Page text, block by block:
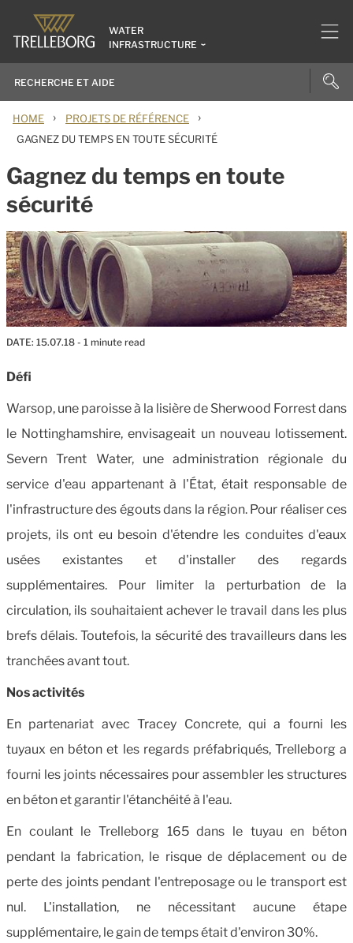
WATER
INFRASTRUCTURE
HOME › PROJETS DE RÉFÉRENCE ›
GAGNEZ DU TEMPS EN TOUTE SÉCURITÉ
Gagnez du temps en toute
sécurité
DATE: 15.07.18 - 1 minute read
Défi
Warsop, une paroisse à la lisière de Sherwood Forrest dans
le Nottinghamshire, envisageait un nouveau lotissement.
Severn Trent Water, une administration régionale du
service d'eau appartenant à l'État, était responsable de
l'infrastructure des égouts dans la région. Pour réaliser ces
projets, ils ont eu besoin d'étendre les conduites d'eaux
usées existantes et d'installer des regards
supplémentaires. Pour limiter la perturbation de la
circulation, ils souhaitaient achever le travail dans les plus
brefs délais. Toutefois, la sécurité des travailleurs dans les
tranchées avant tout.
Nos activités
En partenariat avec Tracey Concrete, qui a fourni les
tuyaux en béton et les regards préfabriqués, Trelleborg a
fourni les joints nécessaires pour assembler les structures
en béton et garantir l'étanchéité à l'eau.
En coulant le Trelleborg 165 dans le tuyau en béton
pendant la fabrication, le risque de déplacement ou de
perte des joints pendant l'entreposage ou le transport est
nul. L'installation, ne nécessitant aucune étape
supplémentaire, le gain de temps était d'environ 30%.